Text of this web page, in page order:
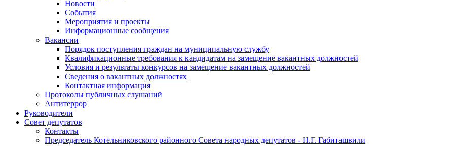
Новости
События
Мероприятия и проекты
Информационные сообщения
Вакансии
Порядок поступления граждан на муниципальную службу
Квалификационные требования к кандидатам на замещение вакантных должностей
Условия и результаты конкурсов на замещение вакантных должностей
Сведения о вакантных должностях
Контактная информация
Протоколы публичных слушаний
Антитеррор
Руководители
Совет депутатов
Контакты
Председатель Котельниковского районного Совета народных депутатов - Н.Г. Габиташвили